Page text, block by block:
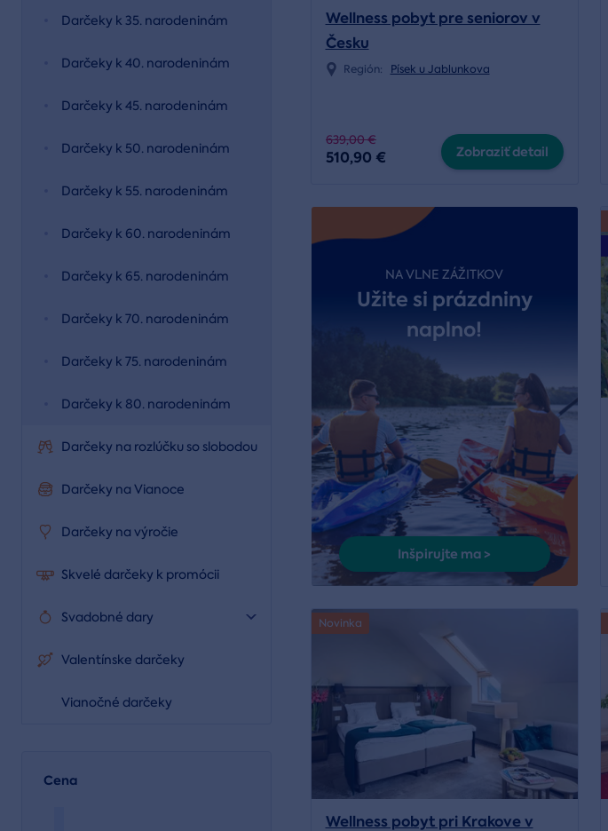
Darčeky k 35. narodeninám
Darčeky k 40. narodeninám
Darčeky k 45. narodeninám
Darčeky k 50. narodeninám
Darčeky k 55. narodeninám
Darčeky k 60. narodeninám
Darčeky k 65. narodeninám
Darčeky k 70. narodeninám
Darčeky k 75. narodeninám
Darčeky k 80. narodeninám
Darčeky na rozlúčku so slobodou
Darčeky na Vianoce
Darčeky na výročie
Skvelé darčeky k promócii
Svadobné dary
Valentínske darčeky
Vianočné darčeky
Cena
Wellness pobyt pre seniorov v
Česku
Región: Písek u Jablunkova
639,00 €
510,90 € Zobraziť detail
NA VLNE ZÁŽITKOV
Užite si prázdniny
naplno!
Inšpirujte ma >
Novinka
Wellness pobyt pri Krakove v